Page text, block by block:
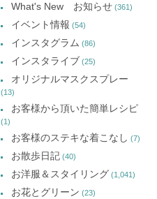
What's New お知らせ(361)
イベント情報 (54)
インスタグラム (86)
インスタライブ (25)
オリジナルマスクスプレー
(13)
お客様から頂いた簡単レシピ
(1)
お客様のステキな着こなし (7)
お散歩日記(40)
お洋服＆スタイリング (1,041)
お花とグリーン (23)